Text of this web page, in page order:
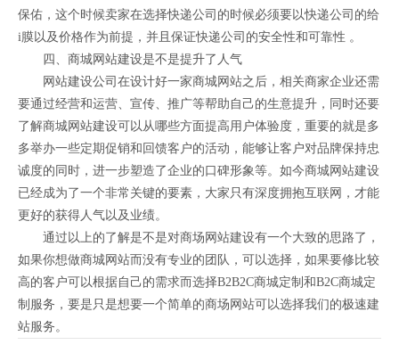
保佑，这个时候卖家在选择快递公司的时候必须要以快递公司的给
i膜以及价格作为前提，并且保证快递公司的安全性和可靠性 。
四、商城网站建设是不是提升了人气
网站建设公司在设计好一家商城网站之后，相关商家企业还需
要通过经营和运营、宣传、推广等帮助自己的生意提升，同时还要
了解商城网站建设可以从哪些方面提高用户体验度，重要的就是多
多举办一些定期促销和回馈客户的活动，能够让客户对品牌保持忠
诚度的同时，进一步塑造了企业的口碑形象等。如今商城网站建设
已经成为了一个非常关键的要素，大家只有深度拥抱互联网，才能
更好的获得人气以及业绩。
通过以上的了解是不是对商场网站建设有一个大致的思路了，
如果你想做商城网站而没有专业的团队，可以选择，如果要修比较
高的客户可以根据自己的需求而选择B2B2C商城定制和B2C商城定
制服务，要是只是想要一个简单的商场网站可以选择我们的极速建
站服务。